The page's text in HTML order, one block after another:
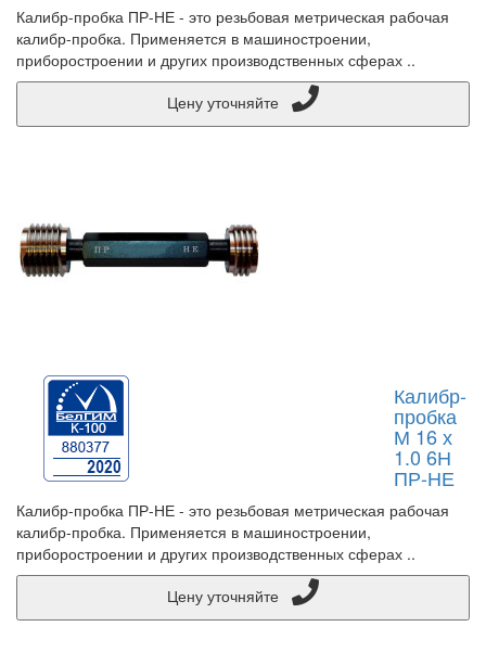
Калибр-пробка ПР-НЕ - это резьбовая метрическая рабочая
калибр-пробка. Применяется в машиностроении,
приборостроении и других производственных сферах ..
Калибр-
пробка
М 16 х
1.0 6Н
ПР-НЕ
Калибр-пробка ПР-НЕ - это резьбовая метрическая рабочая
калибр-пробка. Применяется в машиностроении,
приборостроении и других производственных сферах ..